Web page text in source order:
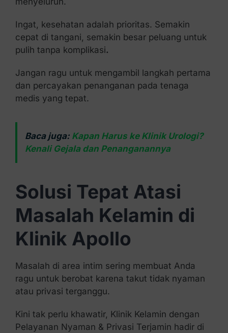
Ingat, kesehatan adalah prioritas. Semakin
cepat di tangani, semakin besar peluang untuk
pulih tanpa komplikasi.
Jangan ragu untuk mengambil langkah pertama
dan percayakan penanganan pada tenaga
medis yang tepat.
Baca juga: Kapan Harus ke Klinik Urologi?
Kenali Gejala dan Penanganannya
Solusi Tepat Atasi
Masalah Kelamin di
Klinik Apollo
Masalah di area intim sering membuat Anda
ragu untuk berobat karena takut tidak nyaman
atau privasi terganggu.
Kini tak perlu khawatir, Klinik Kelamin dengan
Pelayanan Nyaman & Privasi Terjamin hadir di